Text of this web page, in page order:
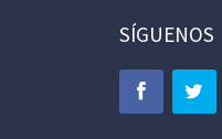
SÍGUENOS